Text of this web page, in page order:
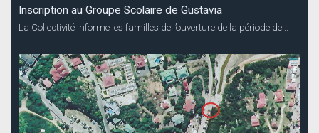
Inscription au Groupe Scolaire de Gustavia
La Collectivité informe les familles de l’ouverture de la période de...